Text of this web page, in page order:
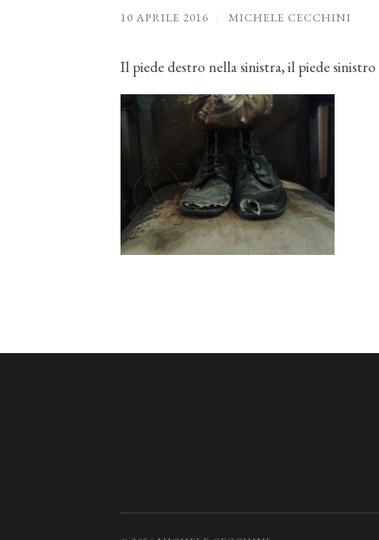
10 APRILE 2016 / MICHELE CECCHINI
Il piede destro nella sinistra, il piede